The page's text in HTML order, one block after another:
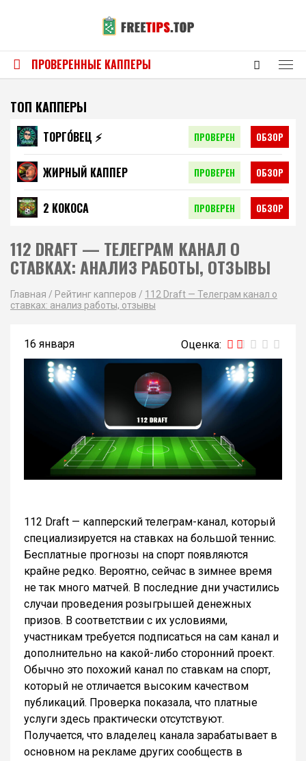
ПРОВЕРЕННЫЕ КАППЕРЫ
ТОП КАППЕРЫ
ТОРГО́ВЕЦ ⚡️ ПРОВЕРЕН ОБЗОР
ЖИРНЫЙ КАППЕР ПРОВЕРЕН ОБЗОР
2 КОКОСА ПРОВЕРЕН ОБЗОР
112 DRAFT — ТЕЛЕГРАМ КАНАЛ О
СТАВКАХ: АНАЛИЗ РАБОТЫ, ОТЗЫВЫ
Главная / Рейтинг капперов / 112 Draft — Телеграм канал о
ставках: анализ работы, отзывы
16 января
112 Draft — капперский телеграм-канал, который
специализируется на ставках на большой теннис.
Бесплатные прогнозы на спорт появляются
крайне редко. Вероятно, сейчас в зимнее время
не так много матчей. В последние дни участились
случаи проведения розыгрышей денежных
призов. В соответствии с их условиями,
участникам требуется подписаться на сам канал и
дополнительно на какой-либо сторонний проект.
Обычно это похожий канал по ставкам на спорт,
который не отличается высоким качеством
публикаций. Проверка показала, что платные
услуги здесь практически отсутствуют.
Получается, что владелец канала зарабатывает в
основном на рекламе других сообществ в